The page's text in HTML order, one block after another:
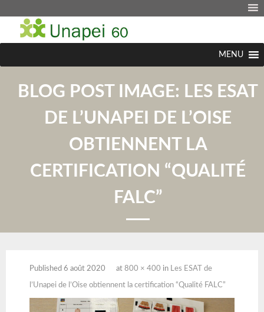
MENU
BLOG POST IMAGE: LES ESAT
DE L’UNAPEI DE L’OISE
OBTIENNENT LA
CERTIFICATION “QUALITÉ
FALC”
Published 6 août 2020 at 800 × 400 in Les ESAT de
l’Unapei de l’Oise obtiennent la certification “Qualité FALC”